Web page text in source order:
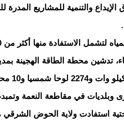
والتنمية للمشاريع
وبلديات في مقاطعة النعمة
استفادت ولاية الحوض